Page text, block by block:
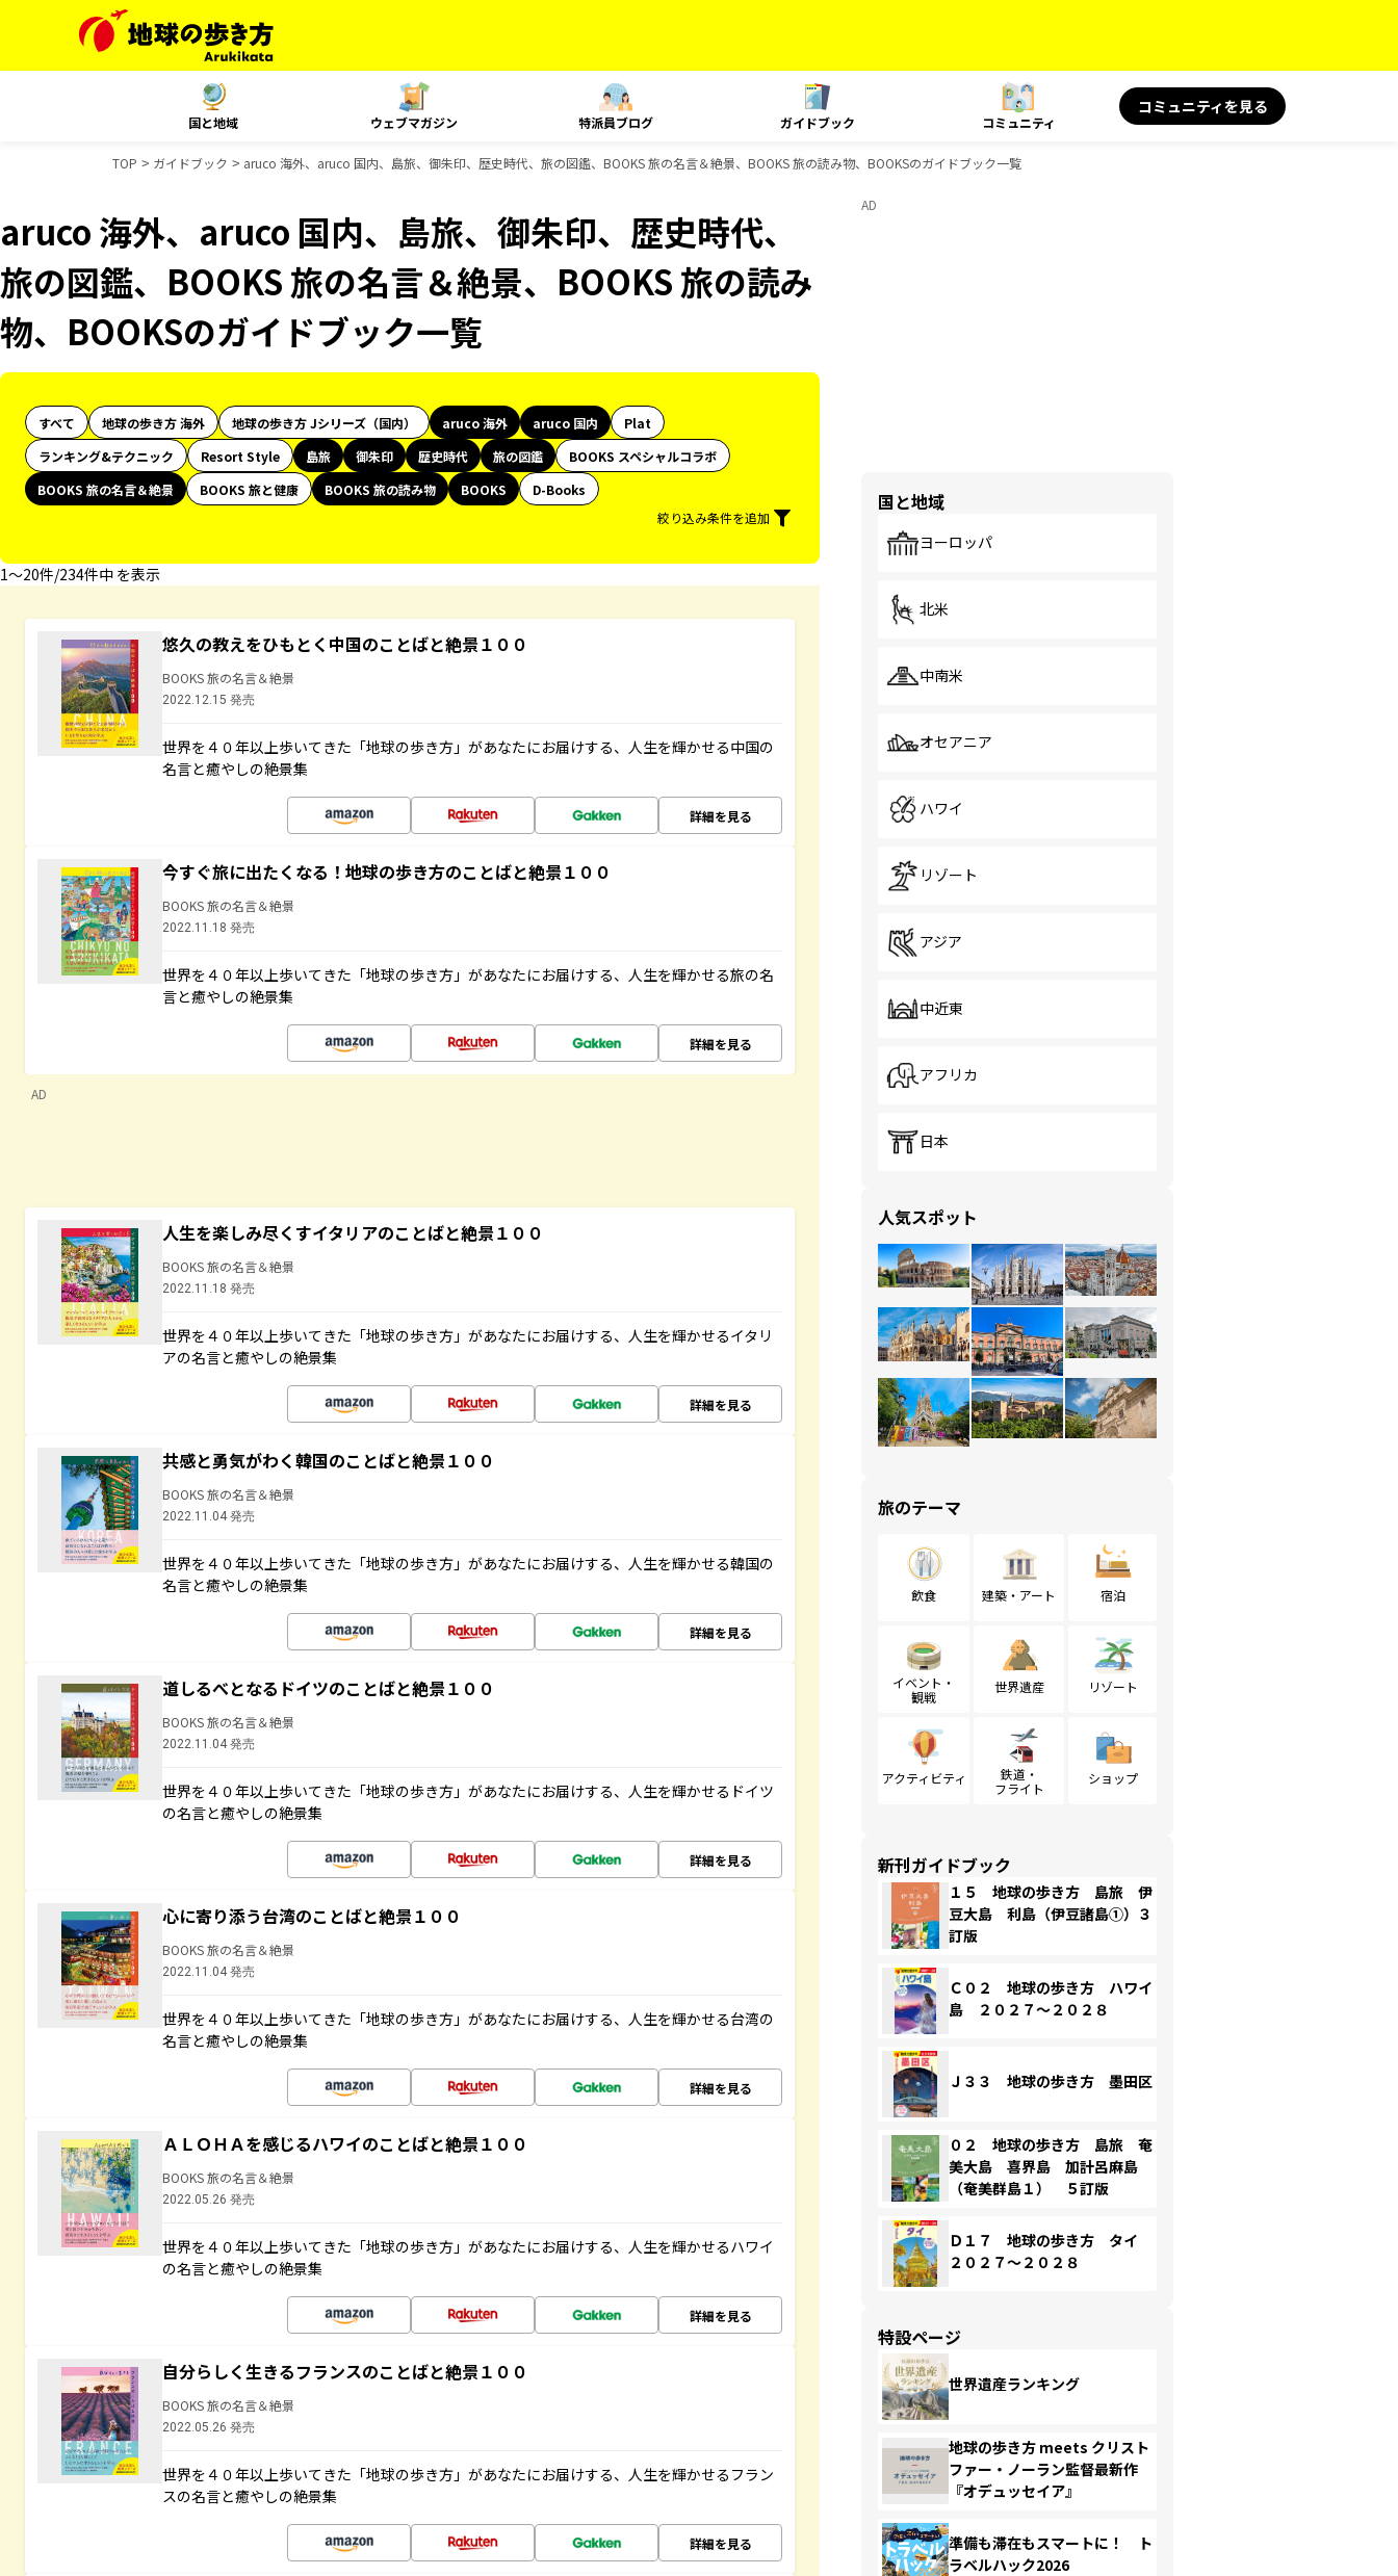
国と地域 ウェブマガジン 特派員ブログ ガイドブック コミュニティ
コミュニティを見る
TOP ガイドブック aruco 海外、aruco 国内、島旅、御朱印、歴史時代、旅の図鑑、BOOKS 旅の名言＆絶景、BOOKS 旅の読み物、BOOKSのガイドブック一覧
aruco 海外、aruco 国内、島旅、御朱印、歴史時代、
旅の図鑑、BOOKS 旅の名言＆絶景、BOOKS 旅の読み
物、BOOKSのガイドブック一覧
すべて 地球の歩き方 海外 地球の歩き方 Jシリーズ（国内） aruco 海外 aruco 国内
Plat
ランキング&テクニック
Resort Style 島旅 御朱印 歴史時代 旅の図鑑
BOOKS スペシャルコラボ
BOOKS 旅の名言＆絶景
BOOKS 旅と健康 BOOKS 旅の読み物 BOOKS
D-Books
絞り込み条件を追加
1〜20件/234件中 を表示
悠久の教えをひもとく中国のことばと絶景１００
BOOKS 旅の名言＆絶景
2022.12.15 発売
世界を４０年以上歩いてきた「地球の歩き方」があなたにお届けする、人生を輝かせる中国の
名言と癒やしの絶景集
詳細を見る
今すぐ旅に出たくなる！地球の歩き方のことばと絶景１００
BOOKS 旅の名言＆絶景
2022.11.18 発売
世界を４０年以上歩いてきた「地球の歩き方」があなたにお届けする、人生を輝かせる旅の名
言と癒やしの絶景集
詳細を見る
AD
人生を楽しみ尽くすイタリアのことばと絶景１００
BOOKS 旅の名言＆絶景
2022.11.18 発売
世界を４０年以上歩いてきた「地球の歩き方」があなたにお届けする、人生を輝かせるイタリ
アの名言と癒やしの絶景集
詳細を見る
共感と勇気がわく韓国のことばと絶景１００
BOOKS 旅の名言＆絶景
2022.11.04 発売
世界を４０年以上歩いてきた「地球の歩き方」があなたにお届けする、人生を輝かせる韓国の
名言と癒やしの絶景集
詳細を見る
道しるべとなるドイツのことばと絶景１００
BOOKS 旅の名言＆絶景
2022.11.04 発売
世界を４０年以上歩いてきた「地球の歩き方」があなたにお届けする、人生を輝かせるドイツ
の名言と癒やしの絶景集
詳細を見る
心に寄り添う台湾のことばと絶景１００
BOOKS 旅の名言＆絶景
2022.11.04 発売
世界を４０年以上歩いてきた「地球の歩き方」があなたにお届けする、人生を輝かせる台湾の
名言と癒やしの絶景集
詳細を見る
ＡＬＯＨＡを感じるハワイのことばと絶景１００
BOOKS 旅の名言＆絶景
2022.05.26 発売
世界を４０年以上歩いてきた「地球の歩き方」があなたにお届けする、人生を輝かせるハワイ
の名言と癒やしの絶景集
詳細を見る
自分らしく生きるフランスのことばと絶景１００
BOOKS 旅の名言＆絶景
2022.05.26 発売
世界を４０年以上歩いてきた「地球の歩き方」があなたにお届けする、人生を輝かせるフラン
スの名言と癒やしの絶景集
詳細を見る
AD
国と地域
ヨーロッパ
北米
中南米
オセアニア
ハワイ
リゾート
アジア
中近東
アフリカ
日本
人気スポット
旅のテーマ
飲食 建築・アート 宿泊
イベント・
観戦
世界遺産 リゾート
アクティビティ
鉄道・
フライト
ショップ
新刊ガイドブック
１５ 地球の歩き方 島旅 伊
豆大島 利島（伊豆諸島①）３
訂版
Ｃ０２ 地球の歩き方 ハワイ
島 ２０２７～２０２８
Ｊ３３ 地球の歩き方 墨田区
０２ 地球の歩き方 島旅 奄
美大島 喜界島 加計呂麻島
（奄美群島１） ５訂版
Ｄ１７ 地球の歩き方 タイ
２０２７～２０２８
特設ページ
世界遺産ランキング
地球の歩き方 meets クリスト
ファー・ノーラン監督最新作
『オデュッセイア』
準備も滞在もスマートに！ ト
ラベルハック2026